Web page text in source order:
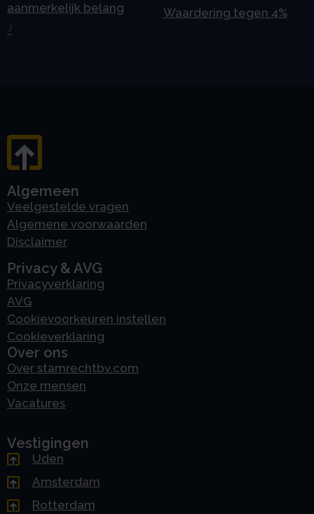
aanmerkelijk belang
J
Waardering tegen 4%
Algemeen
Veelgestelde vragen
Algemene voorwaarden
Disclaimer
Privacy & AVG
Privacyverklaring
AVG
Cookievoorkeuren instellen
Cookieverklaring
Over ons
Over stamrechtbv.com
Onze mensen
Vacatures
Vestigingen
Uden
Amsterdam
Rotterdam